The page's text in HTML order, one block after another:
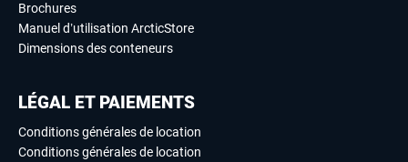
Brochures
Manuel d’utilisation ArcticStore
Dimensions des conteneurs
LÉGAL ET PAIEMENTS
Conditions générales de location
Conditions générales de location